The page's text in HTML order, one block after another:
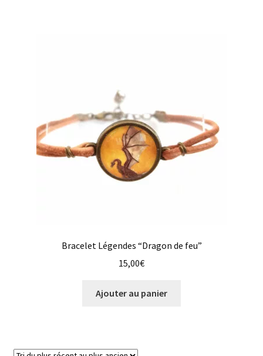
Bracelet Légendes “Dragon de feu”
15,00€
Ajouter au panier